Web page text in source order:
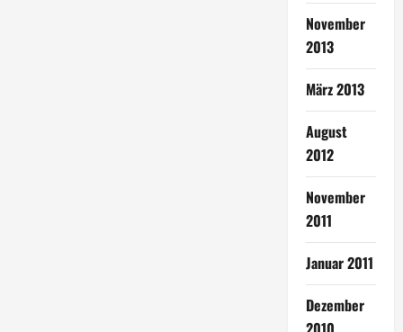
November
2013
März 2013
August
2012
November
2011
Januar 2011
Dezember